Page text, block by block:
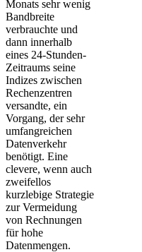
Monats sehr wenig
Bandbreite
verbrauchte und
dann innerhalb
eines 24-Stunden-
Zeitraums seine
Indizes zwischen
Rechenzentren
versandte, ein
Vorgang, der sehr
umfangreichen
Datenverkehr
benötigt. Eine
clevere, wenn auch
zweifellos
kurzlebige Strategie
zur Vermeidung
von Rechnungen
für hohe
Datenmengen.